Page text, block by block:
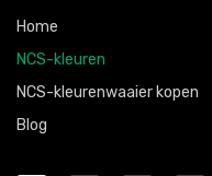
Home
NCS-kleuren
NCS-kleurenwaaier kopen
Blog